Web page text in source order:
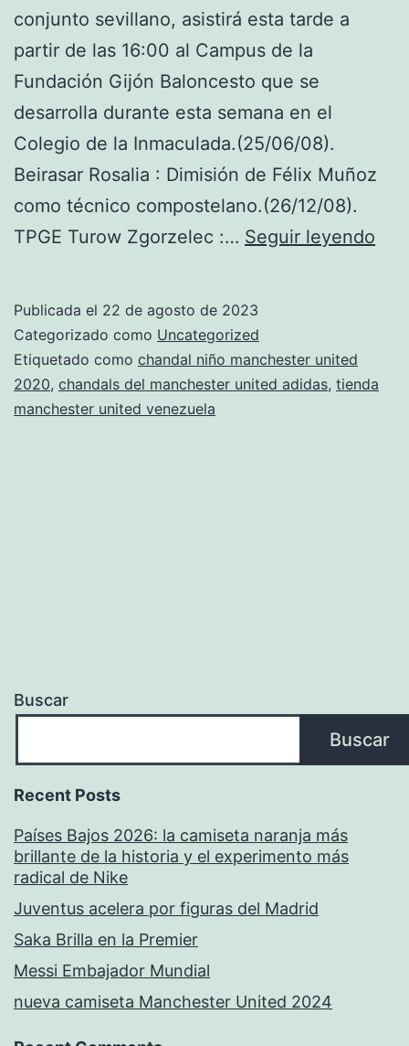
conjunto sevillano, asistirá esta tarde a
partir de las 16:00 al Campus de la
Fundación Gijón Baloncesto que se
desarrolla durante esta semana en el
Colegio de la Inmaculada.(25/06/08).
Beirasar Rosalia : Dimisión de Félix Muñoz
como técnico compostelano.(26/12/08).
TPGE Turow Zgorzelec :… Seguir leyendo
Publicada el 22 de agosto de 2023
Categorizado como Uncategorized
Etiquetado como chandal niño manchester united
2020, chandals del manchester united adidas, tienda
manchester united venezuela
Buscar
Buscar
Recent Posts
Países Bajos 2026: la camiseta naranja más
brillante de la historia y el experimento más
radical de Nike
Juventus acelera por figuras del Madrid
Saka Brilla en la Premier
Messi Embajador Mundial
nueva camiseta Manchester United 2024